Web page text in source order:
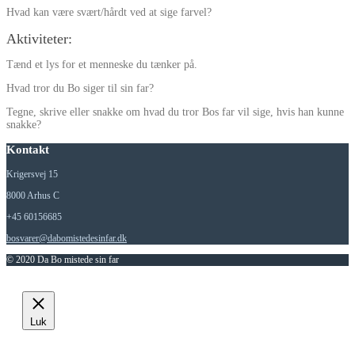
Hvad kan være svært/hårdt ved at sige farvel?
Aktiviteter:
Tænd et lys for et menneske du tænker på.
Hvad tror du Bo siger til sin far?
Tegne, skrive eller snakke om hvad du tror Bos far vil sige, hvis han kunne
snakke?
Kontakt
Krigersvej 15
8000 Arhus C
+45 60156685
bosvarer@dabomistedesinfar.dk
© 2020 Da Bo mistede sin far
Luk